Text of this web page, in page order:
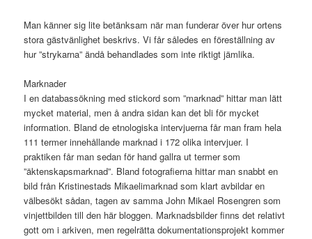
Man känner sig lite betänksam när man funderar över hur ortens
stora gästvänlighet beskrivs. Vi får således en föreställning av
hur ”strykarna” ändå behandlades som inte riktigt jämlika.
Marknader
I en databassökning med stickord som ”marknad” hittar man lätt
mycket material, men å andra sidan kan det bli för mycket
information. Bland de etnologiska intervjuerna får man fram hela
111 termer innehållande marknad i 172 olika intervjuer. I
praktiken får man sedan för hand gallra ut termer som
”äktenskapsmarknad”. Bland fotografierna hittar man snabbt en
bild från Kristinestads Mikaelimarknad som klart avbildar en
välbesökt sådan, tagen av samma John Mikael Rosengren som
vinjettbilden till den här bloggen. Marknadsbilder finns det relativt
gott om i arkiven, men regelrätta dokumentationsprojekt kommer